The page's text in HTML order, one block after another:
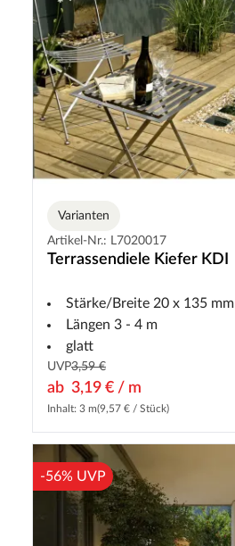
Varianten
Artikel-Nr.: L7020017
Terrassendiele Kiefer KDI
Stärke/Breite 20 x 135 mm
Längen 3 - 4 m
glatt
UVP3,59 €
ab 3,19 € / m
Inhalt: 3 m(9,57 € / Stück)
-56% UVP